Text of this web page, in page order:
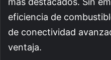
eficiencia de
de conectividad
ventaja.